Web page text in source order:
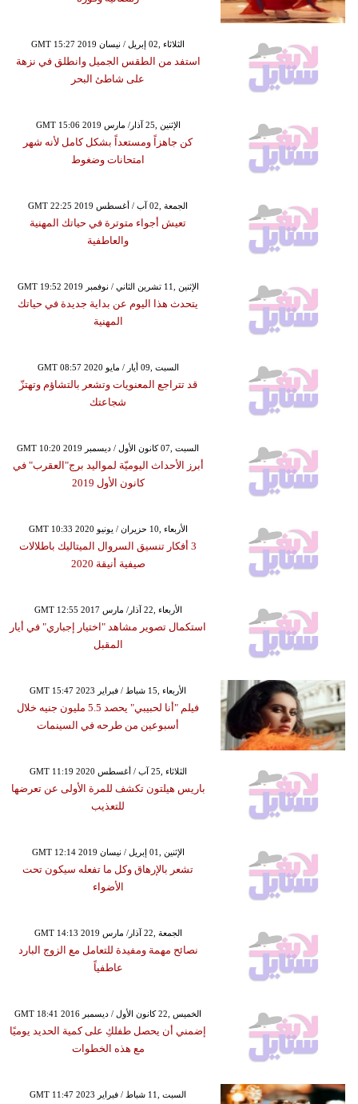
GMT 15:27 2019 الثلاثاء ,02 إبريل / نيسان
استفد من الطقس الجميل وانطلق في نزهة
على شاطئ البحر
GMT 15:06 2019 الإثنين ,25 آذار/ مارس
كن جاهزاً ومستعداً بشكل كامل لأنه شهر
امتحانات وضغوط
GMT 22:25 2019 الجمعة ,02 آب / أغسطس
تعيش أجواء متوترة في حياتك المهنية
والعاطفية
GMT 19:52 2019 الإثنين ,11 تشرين الثاني / نوفمبر
يتحدث هذا اليوم عن بداية جديدة في حياتك
المهنية
GMT 08:57 2020 السبت ,09 أيار / مايو
قد تتراجع المعنويات وتشعر بالتشاؤم وتهتزّ
شجاعتك
GMT 10:20 2019 السبت ,07 كانون الأول / ديسمبر
أبرز الأحداث اليوميّة لمواليد برج"العقرب" في
كانون الأول 2019
GMT 10:33 2020 الأربعاء ,10 حزيران / يونيو
3 أفكار تنسيق السروال الميتاليك باطلالات
صيفية أنيقة 2020
GMT 12:55 2017 الأربعاء ,22 آذار/ مارس
استكمال تصوير مشاهد "اختيار إجباري" في أيار
المقبل
GMT 15:47 2023 الأربعاء ,15 شباط / فبراير
فيلم "أنا لحبيبي" يحصد 5.5 مليون جنيه خلال
أسبوعين من طرحه في السينمات
GMT 11:19 2020 الثلاثاء ,25 آب / أغسطس
باريس هيلتون تكشف للمرة الأولى عن تعرضها
للتعذيب
GMT 12:14 2019 الإثنين ,01 إبريل / نيسان
تشعر بالإرهاق وكل ما تفعله سيكون تحت
الأضواء
GMT 14:13 2019 الجمعة ,22 آذار/ مارس
نصائح مهمة ومفيدة للتعامل مع الزوج البارد
عاطفياً
GMT 18:41 2016 الخميس ,22 كانون الأول / ديسمبر
إضمني أن يحصل طفلكِ على كمية الحديد يوميًا
مع هذه الخطوات
GMT 11:47 2023 السبت ,11 شباط / فبراير